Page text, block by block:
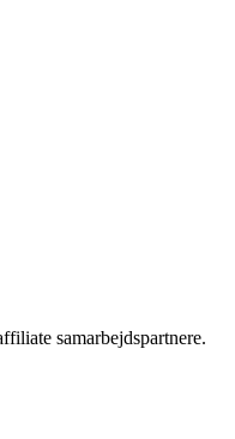
samarbejdspartnere.